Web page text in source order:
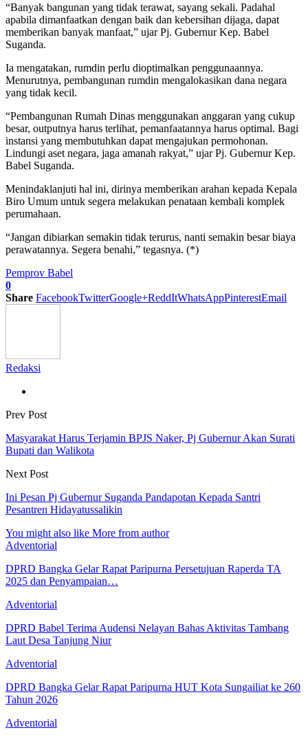
“Banyak bangunan yang tidak terawat, sayang sekali. Padahal
apabila dimanfaatkan dengan baik dan kebersihan dijaga, dapat
memberikan banyak manfaat,” ujar Pj. Gubernur Kep. Babel
Suganda.
Ia mengatakan, rumdin perlu dioptimalkan penggunaannya.
Menurutnya, pembangunan rumdin mengalokasikan dana negara
yang tidak kecil.
“Pembangunan Rumah Dinas menggunakan anggaran yang cukup
besar, outputnya harus terlihat, pemanfaatannya harus optimal. Bagi
instansi yang membutuhkan dapat mengajukan permohonan.
Lindungi aset negara, jaga amanah rakyat,” ujar Pj. Gubernur Kep.
Babel Suganda.
Menindaklanjuti hal ini, dirinya memberikan arahan kepada Kepala
Biro Umum untuk segera melakukan penataan kembali komplek
perumahaan.
“Jangan dibiarkan semakin tidak terurus, nanti semakin besar biaya
perawatannya. Segera benahi,” tegasnya. (*)
Pemprov Babel
0
Share FacebookTwitterGoogle+ReddItWhatsAppPinterestEmail
Redaksi
Prev Post
Masyarakat Harus Terjamin BPJS Naker, Pj Gubernur Akan Surati
Bupati dan Walikota
Next Post
Ini Pesan Pj Gubernur Suganda Pandapotan Kepada Santri
Pesantren Hidayatussalikin
You might also like More from author
Adventorial
DPRD Bangka Gelar Rapat Paripurna Persetujuan Raperda TA
2025 dan Penyampaian…
Adventorial
DPRD Babel Terima Audensi Nelayan Bahas Aktivitas Tambang
Laut Desa Tanjung Niur
Adventorial
DPRD Bangka Gelar Rapat Paripurna HUT Kota Sungailiat ke 260
Tahun 2026
Adventorial